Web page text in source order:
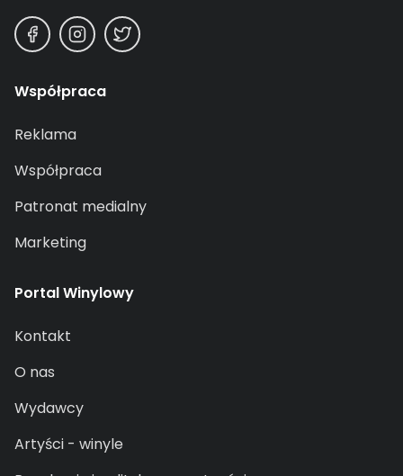
Współpraca
Reklama
Współpraca
Patronat medialny
Marketing
Portal Winylowy
Kontakt
O nas
Wydawcy
Artyści - winyle